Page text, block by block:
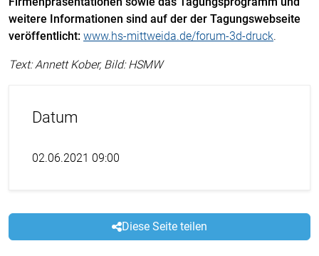
weitere Informationen sind auf der der Tagungswebseite
veröffentlicht: www.hs-mittweida.de/forum-3d-druck.
Text: Annett Kober, Bild: HSMW
Datum
02.06.2021 09:00
Diese Seite teilen